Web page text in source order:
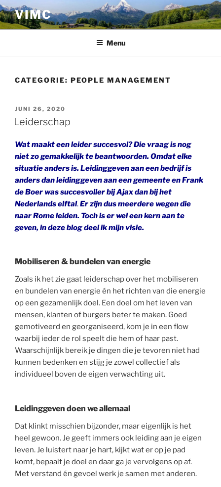
Ga
naar
de
VIMC
Menu
CATEGORIE: PEOPLE MANAGEMENT
GEPLAATST
OP
JUNI 26, 2020
Leiderschap
Wat maakt een leider succesvol? Die vraag is nog
niet zo gemakkelijk te beantwoorden. Omdat elke
situatie anders is. Leidinggeven aan een bedrijf is
anders dan leidinggeven aan een gemeente en Frank
de Boer was succesvoller bij Ajax dan bij het
Nederlandselftal.Er zijn dus meerdere wegen die
naar Rome leiden. Toch is er wel een kern aan te
geven, in dezeblog deel ik mijnvisie.
Mobiliseren & bundelen van energie
Zoals ik het zie gaat leiderschap over het mobiliseren
en bundelen van energie én het richten van die energie
op een gezamenlijk doel. Een doel om het leven van
mensen, klanten of burgers beter te maken. Goed
gemotiveerd en georganiseerd, kom je in een flow
waarbij ieder de rol speelt die hem of haar past.
Waarschijnlijk bereik je dingen die je tevoren niet had
kunnen bedenken en stijg je zowel collectief als
individueel boven de eigen verwachting uit.
Leidinggeven doen we allemaal
Dat klinkt misschien bijzonder, maar eigenlijk is het
heel gewoon. Je geeft immers ook leiding aan je eigen
leven. Je luistert naar je hart, kijkt wat er op je pad
komt, bepaalt je doel en daar ga je vervolgens op af.
Met verstand én gevoel werk je samen met anderen.